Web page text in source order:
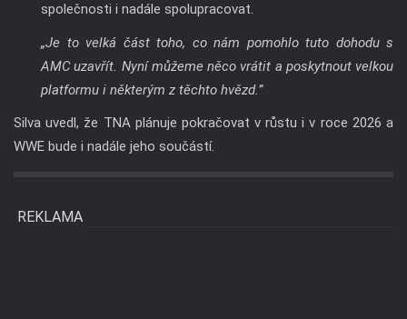
společnosti i nadále spolupracovat.
„Je to velká část toho, co nám pomohlo tuto dohodu s
AMC uzavřít. Nyní můžeme něco vrátit a poskytnout velkou
platformu i některým z těchto hvězd.”
Silva uvedl, že TNA plánuje pokračovat v růstu i v roce 2026 a
WWE bude i nadále jeho součástí.
REKLAMA